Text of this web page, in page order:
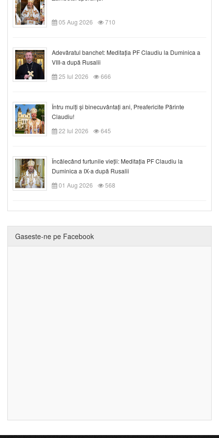
05 Aug 2026 710
Adevăratul banchet: Meditația PF Claudiu la Duminica a
VIII-a după Rusalii
25 Iul 2026
666
Întru mulți și binecuvântați ani, Preafericite Părinte
Claudiu!
22 Iul 2026
645
Încălecând furtunile vieții: Meditația PF Claudiu la
Duminica a IX-a după Rusalii
01 Aug 2026
568
Gaseste-ne pe Facebook